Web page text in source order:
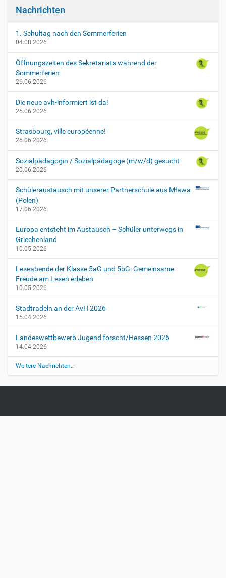
i
a
t
i
o
n
Nachrichten
1. Schultag nach den Sommerferien
04.08.2026
Öffnungszeiten des Sekretariats während der
Sommerferien
26.06.2026
Die neue avh-informiert ist da!
25.06.2026
Strasbourg, ville européenne!
25.06.2026
Sozialpädagogin / Sozialpädagoge (m/w/d) gesucht
20.06.2026
Schüleraustausch mit unserer Partnerschule aus Mława
(Polen)
17.06.2026
Europa entsteht im Austausch – Schüler unterwegs in
Griechenland
10.05.2026
Leseabende der Klasse 5aG und 5bG: Gemeinsame
Freude am Lesen erleben
10.05.2026
Stadtradeln an der AvH 2026
15.04.2026
Landeswettbewerb Jugend forscht/Hessen 2026
14.04.2026
Weitere Nachrichten…